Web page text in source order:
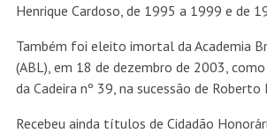
Henrique Cardoso, de 1995 a 1999 e de
Também foi eleito imortal da Academia
(ABL), em 18 de dezembro de 2003,
da Cadeira nº 39, na sucessão de Roberto
Recebeu ainda títulos de Cidadão